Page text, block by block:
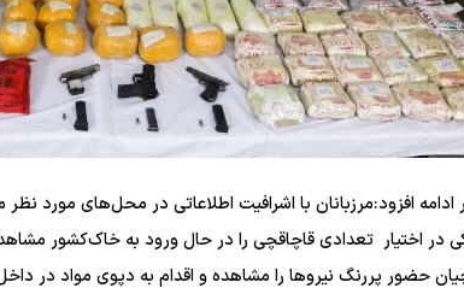
افزود:مرزبانان با اشرافیت اطلاعاتی در محل‌های مورد
در اختیار تعدادی قاچاقچی را در حال ورود به خاک‌کشور
حضور پررنگ نیرو‌ها را مشاهده و اقدام به دپوی مواد در